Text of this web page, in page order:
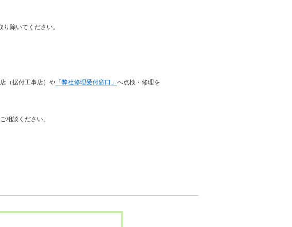
除いてください。
（据付工事店）や 「弊社修理受付窓口」 へ点検・修理を
相談ください。